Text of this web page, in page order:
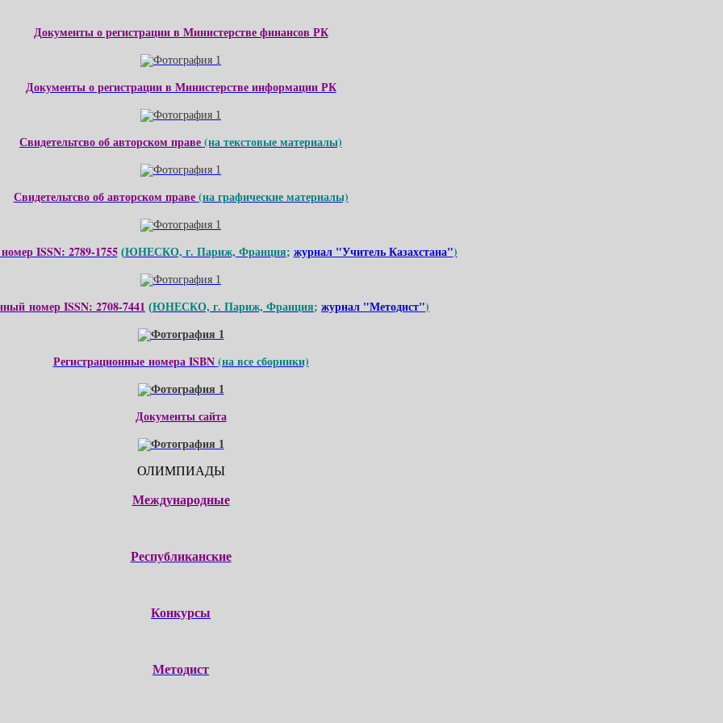
Документы о регистрации в Министерстве финансов РК
Документы о регистрации в Министерстве информации РК
Свидетельтсво об авторском праве(на текстовые материалы)
Свидетельтсво об авторском праве(на графические материалы)
ISSN: 2789-1755 (ЮНЕСКО, г. Париж, Франция; журнал "Учитель Казахстана")
номер ISSN: 2708-7441 (ЮНЕСКО, г. Париж, Франция; журнал "Методист")
Регистрационные номера ISBN(на все сборники)
Документы сайта
ОЛИМПИАДЫ
Международные
Республиканские
Конкурсы
Методист